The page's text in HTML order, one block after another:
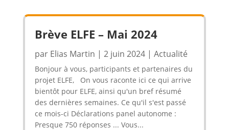
Brève ELFE – Mai 2024
par Elias Martin | 2 juin 2024| Actualité
Bonjour à vous, participants et partenaires du
projet ELFE, On vous raconte ici ce qui arrive
bientôt pour ELFE, ainsi qu'un bref résumé
des dernières semaines. Ce qu'il s'est passé
ce mois-ci Déclarations panel autonome :
Presque 750 réponses ... Vous...